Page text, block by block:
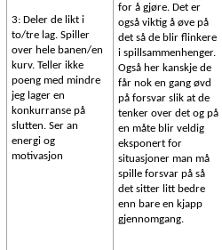
3: Deler de likt i
to/tre lag. Spiller
over hele banen/en
kurv. Teller ikke
poeng med mindre
jeg lager en
konkurranse på
slutten. Ser an
energi og
motivasjon
for å gjøre. Det er
også viktig å øve på
det så de blir flinkere
i spillsammenhenger.
Også her kanskje de
får nok en gang øvd
på forsvar slik at de
tenker over det og på
en måte blir veldig
eksponert for
situasjoner man må
spille forsvar på så
det sitter litt bedre
enn bare en kjapp
gjennomgang.